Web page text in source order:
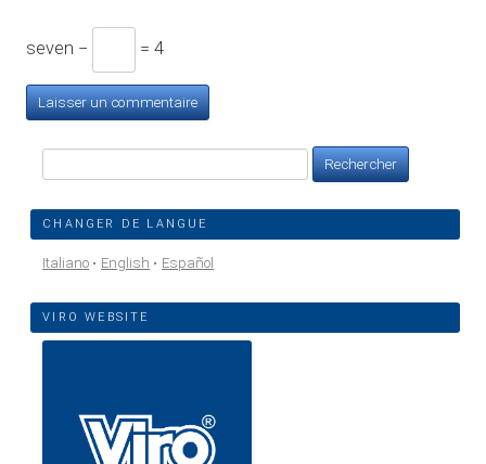
seven − = 4
CHANGER DE LANGUE
Italiano English Español
VIRO WEBSITE